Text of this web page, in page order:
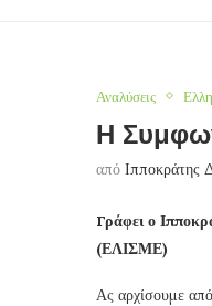
Αναλύσεις
Η
από Ιπποκράτης
Γράφει ο
(ΕΛΙΣΜΕ)
Ας αρχίσουμε